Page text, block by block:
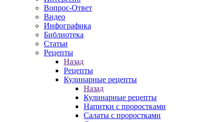
Вопрос-Ответ
Видео
Инфографика
Библиотека
Статьи
Рецепты
Назад
Рецепты
Кулинарные рецепты
Назад
Кулинарные рецепты
Напитки с проростками
Салаты с проростками